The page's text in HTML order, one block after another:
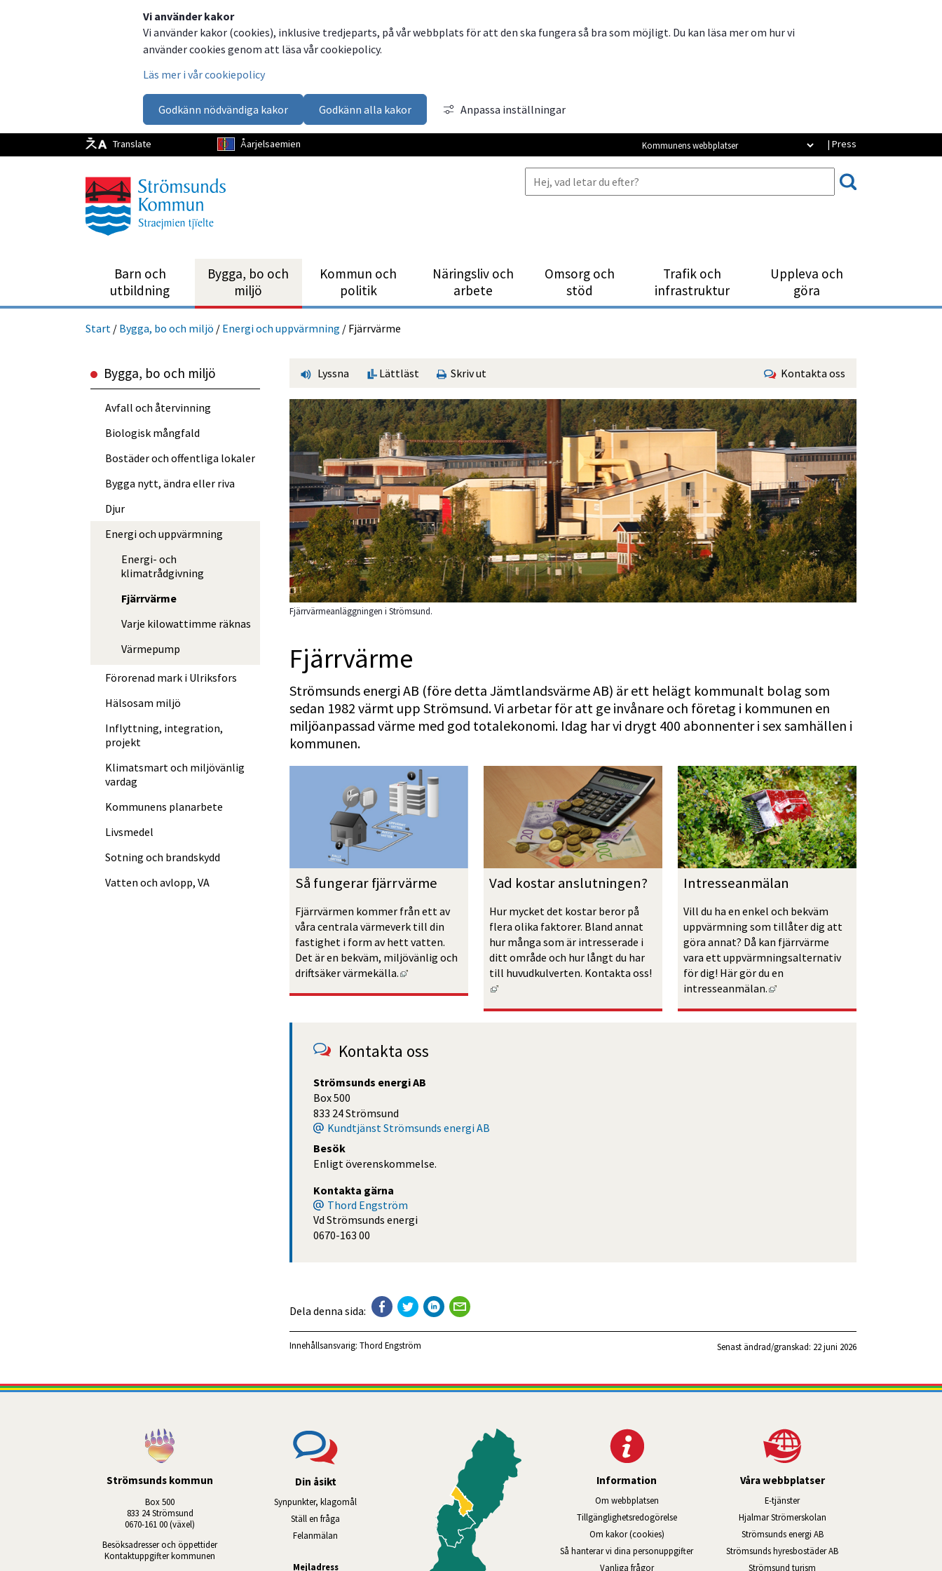
Vi använder kakor
Vi använder kakor (cookies), inklusive tredjeparts, på vår webbplats för att den ska fungera så bra som möjligt. Du kan läsa mer om hur vi
använder cookies genom att läsa vår cookiepolicy.
Läs mer i vår cookiepolicy
Godkänn nödvändiga kakor Godkänn alla kakor Anpassa inställningar
Translate Åarjelsaemien | Press
Kommunens webbplatser
Barn och
utbild­ning
Bygga, bo och
miljö
Kommun och
politik
Närings­liv och
arbete
Omsorg och
stöd
Trafik och
infrastruktur
Uppleva och
göra
Start / Bygga, bo och miljö / Energi och uppvärmning / Fjärrvärme
Lyssna Lättläst Skriv ut Kontakta oss
Fjärrvärmeanläggningen i Strömsund.
Fjärrvärme
Strömsunds energi AB (före detta Jämtlandsvärme AB) är ett helägt kommunalt bolag som
sedan 1982 värmt upp Strömsund. Vi arbetar för att ge invånare och företag i kommunen en
miljöanpassad värme med god totalekonomi. Idag har vi drygt 400 abonnenter i sex samhällen i
kommunen.
Så fungerar fjärrvärme
Fjärrvärmen kommer från ett av
våra centrala värmeverk till din
fastighet i form av hett vatten.
Det är en bekväm, miljövänlig och
driftsäker värmekälla.
Länk till annan webbplats, öppnas i nytt fönster.
Vad kostar anslutningen?
Hur mycket det kostar beror på
flera olika faktorer. Bland annat
hur många som är intresserade i
ditt område och hur långt du har
till huvudkulverten. Kontakta oss!
Länk till annan webbplats, öppnas i nytt fönster.
Intresseanmälan
Vill du ha en enkel och bekväm
uppvärmning som tillåter dig att
göra annat? Då kan fjärrvärme
vara ett uppvärmningsalternativ
för dig! Här gör du en
intresseanmälan.
Länk till annan webbplats,
Kontakta oss
Strömsunds energi AB
Box 500
833 24 Strömsund
Kundtjänst Strömsunds energi AB
Besök
Enligt överenskommelse.
Kontakta gärna
Thord Engström
Vd Strömsunds energi
0670-163 00
Dela denna sida:
Innehållsansvarig: Thord Engström Senast ändrad/granskad: 22 juni 2026
Bygga, bo och miljö
Avfall och återvinning
Biologisk mångfald
Bostäder och offentliga lokaler
Bygga nytt, ändra eller riva
Djur
Energi och uppvärmning
Energi- och
klimatrådgivning
Fjärrvärme
Varje kilowattimme räknas
Värmepump
Förorenad mark i Ulriksfors
Hälsosam miljö
Inflyttning, integration,
projekt
Klimatsmart och miljövänlig
vardag
Kommunens planarbete
Livsmedel
Sotning och brandskydd
Vatten och avlopp, VA
Strömsunds kommun
Box 500
833 24 Strömsund
0670-161 00 (växel)
Besöksadresser och öppettider
Kontaktuppgifter kommunen
Din åsikt
Synpunkter, klagomål
Ställ en fråga
Felanmälan
Mejladress
Information
Om webbplatsen
Tillgänglig­hets­redo­görelse
Om kakor (cookies)
Så hanterar vi dina personuppgifter
Vanliga frågor
Våra webbplatser
E-tjänsterLänk till annan webbplats, öppnas i
Hjalmar StrömerskolanLänk till annan webbplats,
Strömsunds energi ABLänk till annan webbplats,
Strömsunds hyresbostäder ABLänk till annan webbplats,
Strömsund turism